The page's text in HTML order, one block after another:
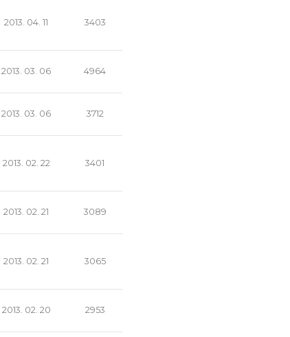
2013. 04. 11 3403
2013. 03. 06 4964
2013. 03. 06 3712
2013. 02. 22 3401
2013. 02. 21 3089
2013. 02. 21 3065
2013. 02. 20 2953